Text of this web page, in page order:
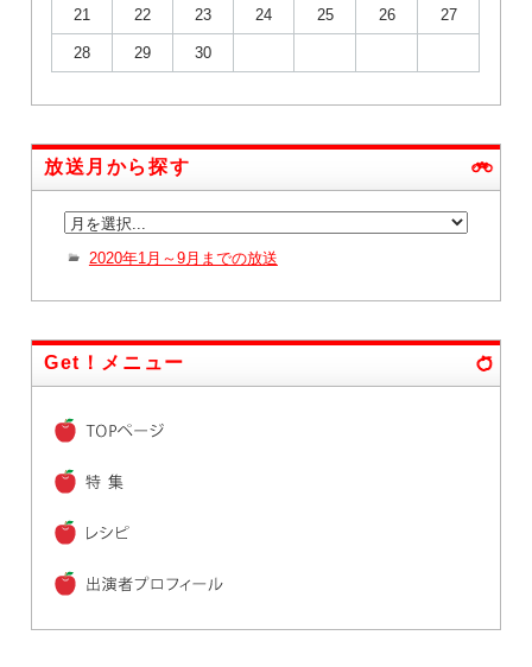
21 22 23 24 25 26 27
28 29 30
放送月から探す
2020年1月～9月までの放送
Get！メニュー